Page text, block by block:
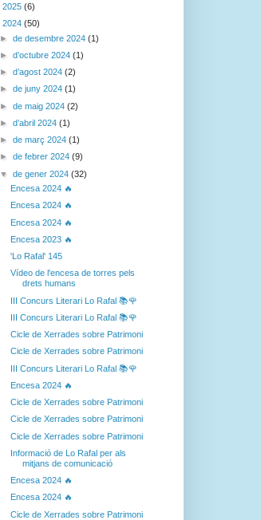
2025 (6)
2024 (50)
►de desembre 2024(1)
►d’octubre 2024(1)
►d’agost 2024(2)
►de juny 2024(1)
►de maig 2024(2)
►d’abril 2024(1)
►de març 2024(1)
►de febrer 2024(9)
▼de gener 2024(32)
Encesa 2024 🔥
Encesa 2024 🔥
Encesa 2024 🔥
Encesa 2023 🔥
'Lo Rafal' 145
Vídeo de l'encesa de torres pels
drets humans
III Concurs Literari Lo Rafal 📚🌹
III Concurs Literari Lo Rafal 📚🌹
Cicle de Xerrades sobre Patrimoni
Cicle de Xerrades sobre Patrimoni
III Concurs Literari Lo Rafal 📚🌹
Encesa 2024 🔥
Cicle de Xerrades sobre Patrimoni
Cicle de Xerrades sobre Patrimoni
Cicle de Xerrades sobre Patrimoni
Informació de Lo Rafal per als
mitjans de comunicació
Encesa 2024 🔥
Encesa 2024 🔥
Cicle de Xerrades sobre Patrimoni